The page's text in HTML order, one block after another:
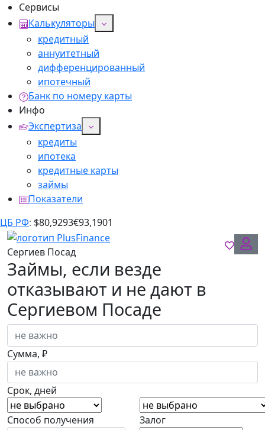
Сервисы
Калькуляторы
кредитный
аннуитетный
дифференцированный
ипотечный
Банк по номеру карты
Инфо
Экспертиза
кредиты
ипотека
кредитные карты
займы
Показатели
ЦБ РФ: $80,9293€93,1901
Сергиев Посад
Займы, если везде
отказывают и не дают в
Сергиевом Посаде
Сумма, ₽
Срок, дней
Способ получения Залог